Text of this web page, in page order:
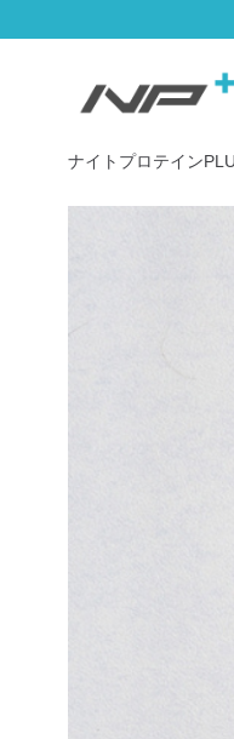
ナイトプロテイン